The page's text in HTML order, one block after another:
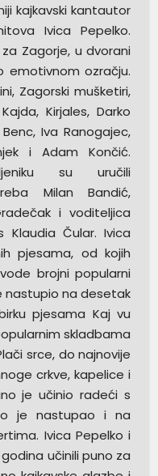
kajkavski kantautor
Ivica Pepelko.
Zagorje, u dvorani
emotivnom ozračju.
Zagorski mušketiri,
Kirjales, Darko
Iva Ranogajec,
i Adam Končić.
su uručili
Milan Bandić,
i voditeljica
Klaudia Čular. Ivica
pjesama, od kojih
brojni popularni
nastupio na desetak
pjesama Kaj vu
skladbama
srce, do najnovije
crkve, kapelice i
je učinio radeći s
je nastupao i na
Ivica Pepelko i
učinili puno za